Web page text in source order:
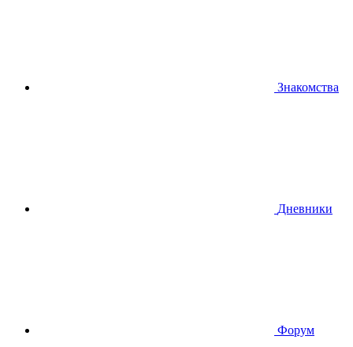
Знакомства
Дневники
Форум